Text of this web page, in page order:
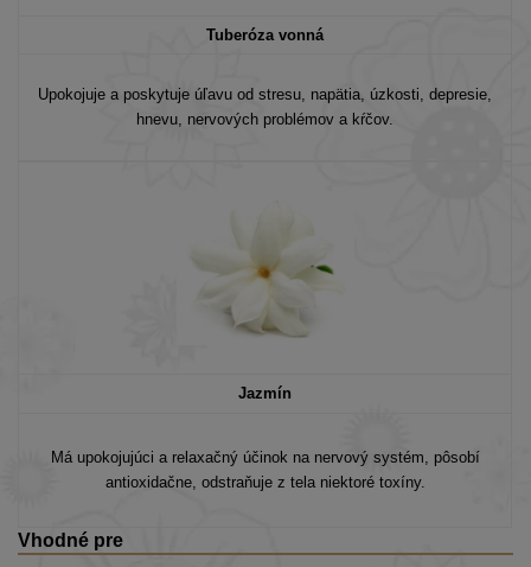
Tuberóza vonná
Upokojuje a poskytuje úľavu od stresu, napätia, úzkosti, depresie,
hnevu, nervových problémov a kŕčov.
Jazmín
Má upokojujúci a relaxačný účinok na nervový systém, pôsobí
antioxidačne, odstraňuje z tela niektoré toxíny.
Vhodné pre